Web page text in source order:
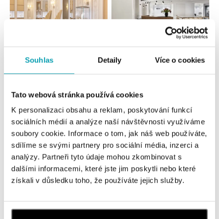
Souhlas Detaily Více o cookies
Tato webová stránka používá cookies
K personalizaci obsahu a reklam, poskytování funkcí
sociálních médií a analýze naší návštěvnosti využíváme
soubory cookie. Informace o tom, jak náš web používáte,
sdílíme se svými partnery pro sociální média, inzerci a
analýzy. Partneři tyto údaje mohou zkombinovat s
dalšími informacemi, které jste jim poskytli nebo které
získali v důsledku toho, že používáte jejich služby.
HALADA Pařížská, Praha
Pařížská 7, 110 00 Praha 1
tel.: +420724986111
dnes otevřeno od 11:00
HALADA Na Příkopě, Praha
Na Příkopě 16, 110 00 Praha 1
tel.: +420608028615
dnes otevřeno od 10:00